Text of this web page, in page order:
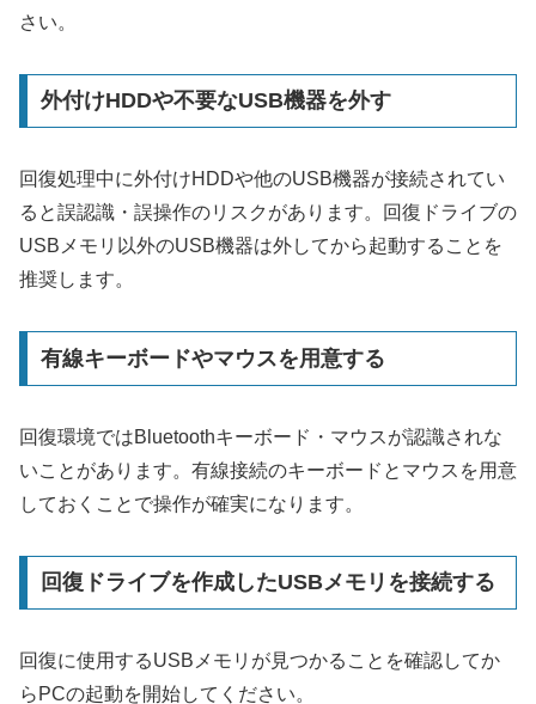
さい。
外付けHDDや不要なUSB機器を外す
回復処理中に外付けHDDや他のUSB機器が接続されてい
ると誤認識・誤操作のリスクがあります。回復ドライブの
USBメモリ以外のUSB機器は外してから起動することを
推奨します。
有線キーボードやマウスを用意する
回復環境ではBluetoothキーボード・マウスが認識されな
いことがあります。有線接続のキーボードとマウスを用意
しておくことで操作が確実になります。
回復ドライブを作成したUSBメモリを接続する
回復に使用するUSBメモリが見つかることを確認してか
らPCの起動を開始してください。